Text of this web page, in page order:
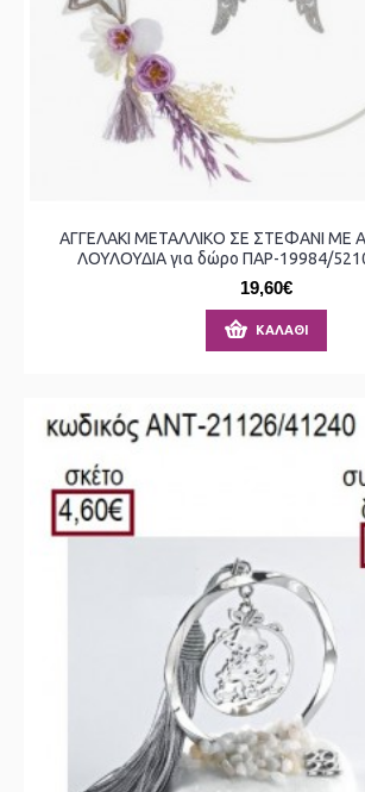
ΑΓΓΕΛΑΚΙ ΜΕΤΑΛΛΙΚΟ ΣΕ ΣΤΕΦΑΝΙ ΜΕ
ΛΟΥΛΟΥΔΙΑ για δώρο ΠΑΡ-19984/
19,60€
ΚΑΛΆΘΙ